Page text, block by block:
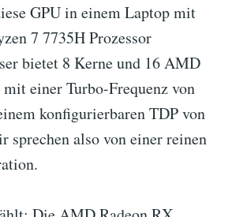
GPU in einem Laptop mit
7 7735H Prozessor
bietet 8 Kerne und 16 AMD
einer Turbo-Frequenz von
konfigurierbaren TDP von
sprechen also von einer reinen